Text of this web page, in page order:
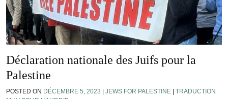
Déclaration nationale des Juifs pour la
Palestine
POSTED ON DÉCEMBRE 5, 2023 | JEWS FOR PALESTINE | TRADUCTION